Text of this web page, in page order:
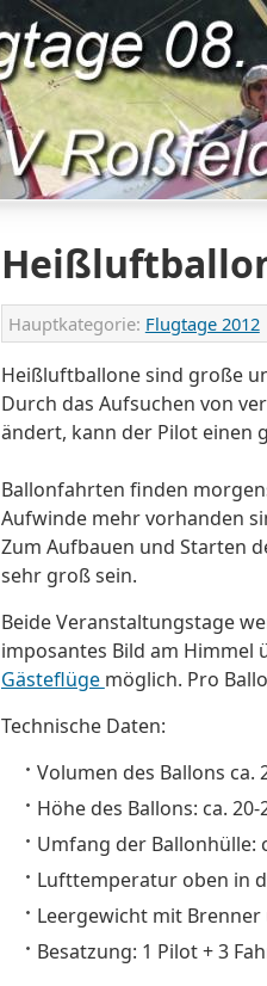
Hauptkategorie: Flugtage 2012
Heißluftballone sind große
Durch das Aufsuchen von
ändert, kann der Pilot einen
Ballonfahrten finden
Aufwinde mehr vorhanden
Zum Aufbauen und Starten
sehr groß sein.
Beide Veranstaltungstage
imposantes Bild am Himmel
Gästeflüge möglich. Pro
Technische Daten:
Volumen des Ballons ca.
Höhe des Ballons: ca. 20-
Umfang der Ballonhülle:
Lufttemperatur oben in
Leergewicht mit Brenner
Besatzung: 1 Pilot + 3